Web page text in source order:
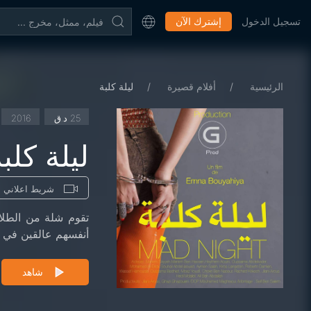
إشترك الآن تسجيل الدخول
الرئيسية أفلام قصيرة ليلة كلبة
25 د.ق 2016
ليلة
شريط اعلاني
تقوم شلة من
أنفسهم عالقين في فخ الحيلة التي وضعوها .
شاهد